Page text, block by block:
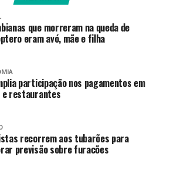
participar da PND os
de cursos de licenciaturas,
Nacional de Desempenho dos
das Licenciaturas pelo
curso.
os professores já formados
no magistério público por meio de
processo seletivo simplificado
Distrito Federal e municípios
à prova.
que morreram na queda de
eram avó, mãe e filha
participação nos pagamentos em
e restaurantes
recorrem aos tubarões para
previsão sobre furacões